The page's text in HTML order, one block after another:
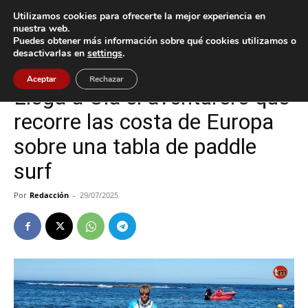
Inicio Oia
Oia Sin categoría
Llega a Oia el aventurero que
recorre las costa de Europa
sobre una tabla de paddle
surf
Por Redacción - 29/07/2025
Utilizamos cookies para ofrecerte la mejor experiencia en
nuestra web.
Puedes obtener más información sobre qué cookies utilizamos o
desactivarlas en settings.
Aceptar Rechazar